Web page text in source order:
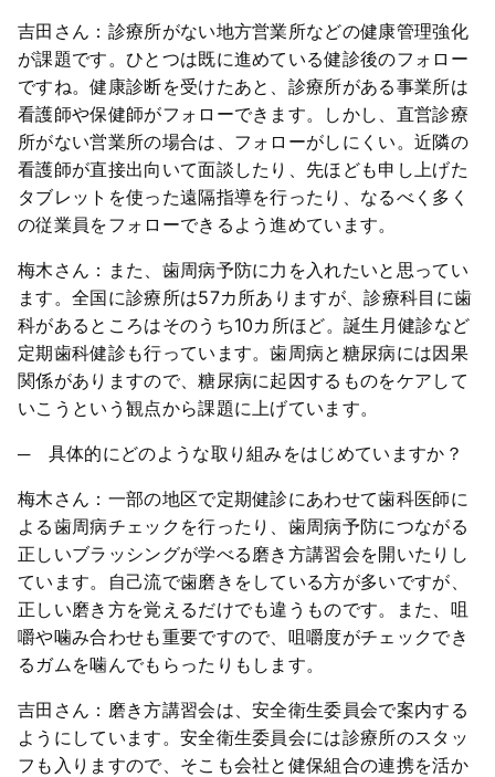
吉田さん：診療所がない地方営業所などの健康管理強化
が課題です。ひとつは既に進めている健診後のフォロー
ですね。健康診断を受けたあと、診療所がある事業所は
看護師や保健師がフォローできます。しかし、直営診療
所がない営業所の場合は、フォローがしにくい。近隣の
看護師が直接出向いて面談したり、先ほども申し上げた
タブレットを使った遠隔指導を行ったり、なるべく多く
の従業員をフォローできるよう進めています。
梅木さん：また、歯周病予防に力を入れたいと思ってい
ます。全国に診療所は57カ所ありますが、診療科目に歯
科があるところはそのうち10カ所ほど。誕生月健診など
定期歯科健診も行っています。歯周病と糖尿病には因果
関係がありますので、糖尿病に起因するものをケアして
いこうという観点から課題に上げています。
─ 具体的にどのような取り組みをはじめていますか？
梅木さん：一部の地区で定期健診にあわせて歯科医師に
よる歯周病チェックを行ったり、歯周病予防につながる
正しいブラッシングが学べる磨き方講習会を開いたりし
ています。自己流で歯磨きをしている方が多いですが、
正しい磨き方を覚えるだけでも違うものです。また、咀
嚼や噛み合わせも重要ですので、咀嚼度がチェックでき
るガムを噛んでもらったりもします。
吉田さん：磨き方講習会は、安全衛生委員会で案内する
ようにしています。安全衛生委員会には診療所のスタッ
フも入りますので、そこも会社と健保組合の連携を活か